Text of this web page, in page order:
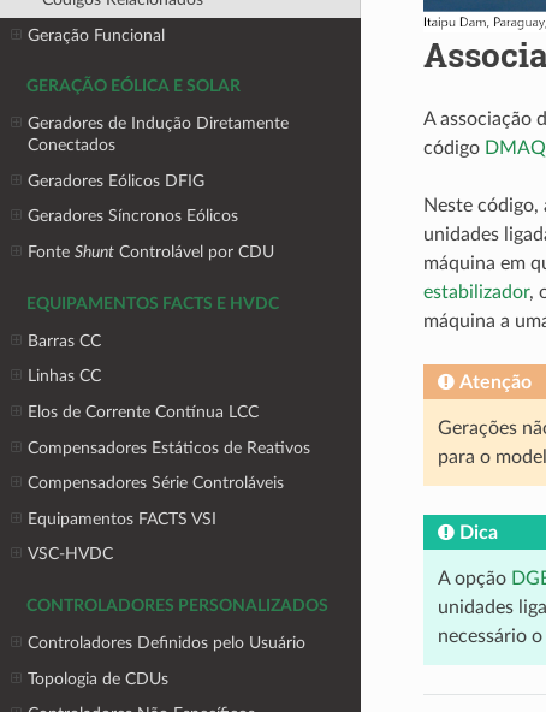
Geração Funcional
GERAÇÃO EÓLICA E SOLAR
Geradores de Indução Diretamente
Conectados
Geradores Eólicos DFIG
Geradores Síncronos Eólicos
FonteShunt Controlável por CDU
EQUIPAMENTOS FACTS E HVDC
Barras CC
Linhas CC
Elos de Corrente Contínua LCC
Compensadores Estáticos de Reativos
Compensadores Série Controláveis
Equipamentos FACTS VSI
VSC-HVDC
CONTROLADORES PERSONALIZADOS
Controladores Definidos pelo Usuário
Topologia de CDUs
A associação
código DMAQ
Neste código,
unidades
máquina em
estabilizador,
máquina a
Atenção
Gerações
para o
Dica
A opção
unidades
necessário